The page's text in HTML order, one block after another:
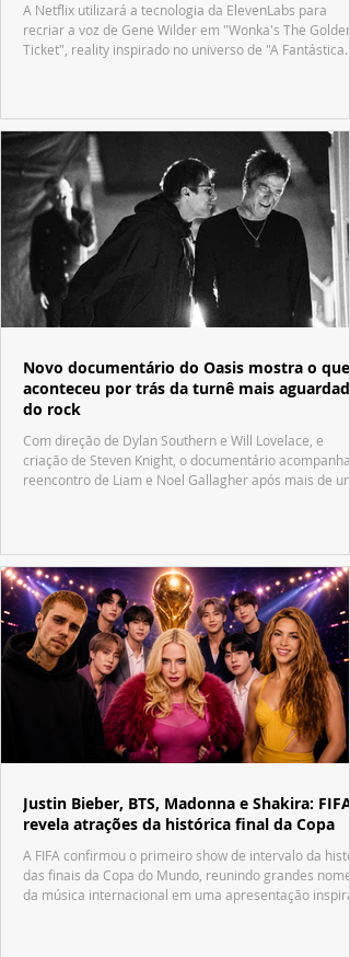
A Netflix utilizará a tecnologia da ElevenLabs para
recriar a voz de Gene Wilder em "Wonka's The Golden
Ticket", reality inspirado no universo de "A Fantástica
Novo documentário do Oasis mostra o que
aconteceu por trás da turnê mais aguardada
do rock
Com direção de Dylan Southern e Will Lovelace, e
criação de Steven Knight, o documentário acompanha
reencontro de Liam e Noel Gallagher após mais de
Justin Bieber, BTS, Madonna e Shakira: FIFA
revela atrações da histórica final da Copa
A FIFA confirmou o primeiro show de intervalo da
das finais da Copa do Mundo, reunindo grandes nomes
da música internacional em uma apresentação